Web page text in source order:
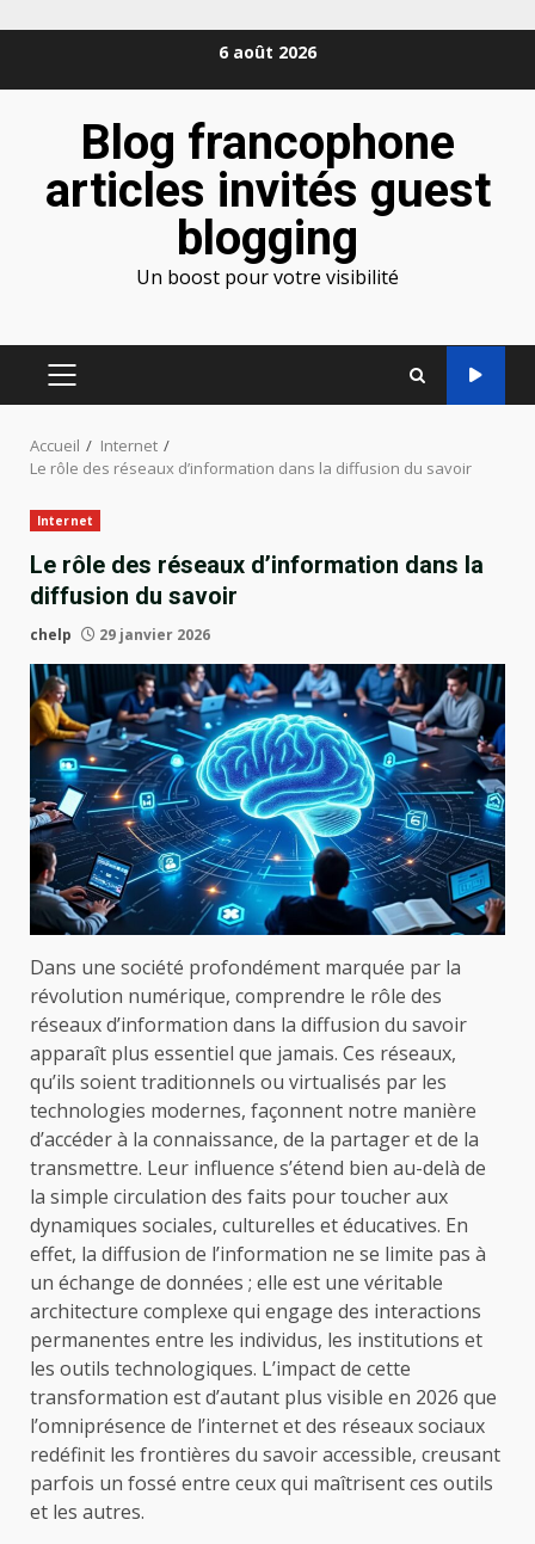
6 août 2026
Blog francophone
articles invités guest
blogging
Un boost pour votre visibilité
MENU
Accueil
Internet
Le rôle des réseaux d’information dans la diffusion du savoir
Internet
Le rôle des réseaux d’information dans la
diffusion du savoir
chelp 29 janvier 2026
Dans une société profondément marquée par la
révolution numérique, comprendre le rôle des
réseaux d’information dans la diffusion du savoir
apparaît plus essentiel que jamais. Ces réseaux,
qu’ils soient traditionnels ou virtualisés par les
technologies modernes, façonnent notre manière
d’accéder à la connaissance, de la partager et de la
transmettre. Leur influence s’étend bien au-delà de
la simple circulation des faits pour toucher aux
dynamiques sociales, culturelles et éducatives. En
effet, la diffusion de l’information ne se limite pas à
un échange de données ; elle est une véritable
architecture complexe qui engage des interactions
permanentes entre les individus, les institutions et
les outils technologiques. L’impact de cette
transformation est d’autant plus visible en 2026 que
l’omniprésence de l’internet et des réseaux sociaux
redéfinit les frontières du savoir accessible, creusant
parfois un fossé entre ceux qui maîtrisent ces outils
et les autres.